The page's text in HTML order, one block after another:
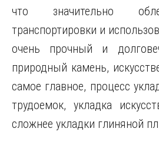
что значительно
транспортировки и
очень прочный и
природный камень,
самое главное, процесс
трудоемок, укладка
сложнее укладки глиняной